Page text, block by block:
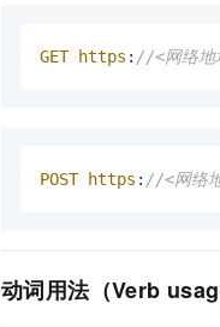
GET https : //<网络地
POST https : //<网络
动词用法（Verb